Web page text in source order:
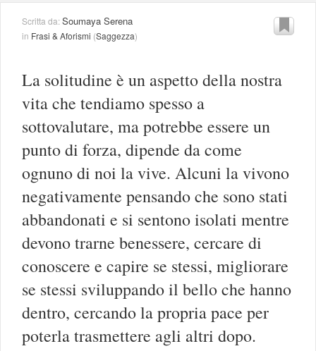
Scritta da:Soumaya Serena
in Frasi & Aforismi (Saggezza)
La solitudine è un aspetto della nostra
vita che tendiamo spesso a
sottovalutare, ma potrebbe essere un
punto di forza, dipende da come
ognuno di noi la vive. Alcuni la vivono
negativamente pensando che sono stati
abbandonati e si sentono isolati mentre
devono trarne benessere, cercare di
conoscere e capire se stessi, migliorare
se stessi sviluppando il bello che hanno
dentro, cercando la propria pace per
poterla trasmettere agli altri dopo.